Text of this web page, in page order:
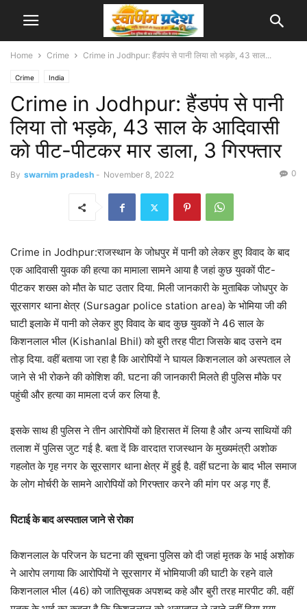
Home Crime Crime in Jodhpur: हैंडपंप से पानी लिया तो भड़के, 43 साल...
Crime India
Crime in Jodhpur: हैंडपंप से पानी
लिया तो भड़के, 43 साल के आदिवासी
को पीट-पीटकर मार डाला, 3 गिरफ्तार
By swarnim pradesh - November 8, 2022 0
Crime in Jodhpur:राजस्थान के जोधपुर में पानी को लेकर हुए विवाद के बाद
एक आदिवासी युवक की हत्या का मामाला सामने आया है जहां कुछ युवकों पीट-
पीटकर शख्स को मौत के घाट उतार दिया. मिली जानकारी के मुताबिक जोधपुर के
सूरसागर थाना क्षेत्र (​​Sursagar police station area) के भोमिया जी की
घाटी इलाके में पानी को लेकर हुए विवाद के बाद कुछ युवकों ने 46 साल के
किशनलाल भील (Kishanlal Bhil) को बुरी तरह पीटा जिसके बाद उसने दम
तोड़ दिया. वहीं बताया जा रहा है कि आरोपियों ने घायल किशनलाल को अस्पताल ले
जाने से भी रोकने की कोशिश की. घटना की जानकारी मिलते ही पुलिस मौके पर
पहुंची और हत्या का मामला दर्ज कर लिया है.
इसके साथ ही पुलिस ने तीन आरोपियों को हिरासत में लिया है और अन्य साथियों की
तलाश में पुलिस जुट गई है. बता दें कि वारदात राजस्थान के मुख्यमंत्री अशोक
गहलोत के गृह नगर के सूरसागर थाना क्षेत्र में हुई है. वहीं घटना के बाद भील समाज
के लोग मोर्चरी के सामने आरोपियों को गिरफ्तार करने की मांग पर अड़ गए हैं.
पिटाई के बाद अस्पताल जाने से रोका
किशनलाल के परिजन के घटना की सूचना पुलिस को दी जहां मृतक के भाई अशोक
ने आरोप लगाया कि आरोपियों ने सूरसागर में भोमियाजी की घाटी के रहने वाले
किशनलाल भील (46) को जातिसूचक अपशब्द कहे और बुरी तरह मारपीट की. वहीं